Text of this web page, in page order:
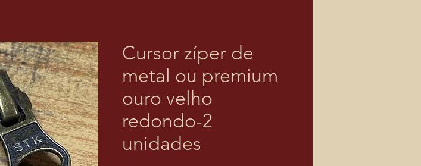
Cursor zíper de
metal ou premium
ouro velho
redondo-2
unidades